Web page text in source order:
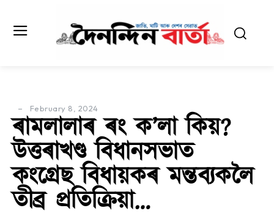
February 8, 2024
ৰামলালাৰ ৰং ক’লা কিয়?
উত্তৰাখণ্ড বিধানসভাত
কংগ্ৰেছ বিধায়কৰ মন্তব্যকলৈ
তীব্ৰ প্ৰতিক্ৰিয়া…